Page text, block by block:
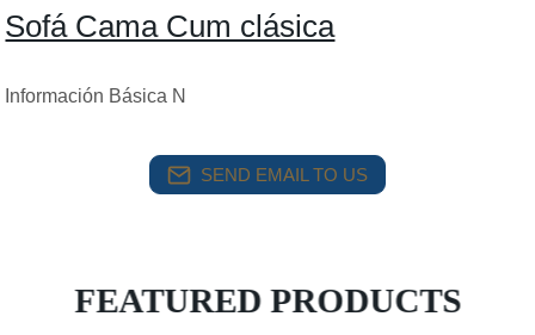
Sofá Cama Cum clásica
Información Básica N
SEND EMAIL TO US
FEATURED PRODUCTS